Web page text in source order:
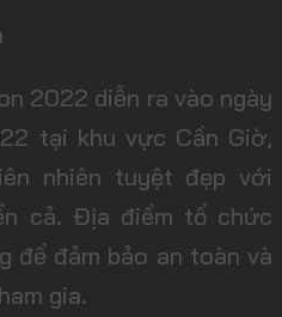
2022 diễn ra vào ngày
tại khu vực Cần Giờ,
nhiên tuyệt đẹp với
cả. Địa điểm tổ chức
để đảm bảo an toàn và
gia.